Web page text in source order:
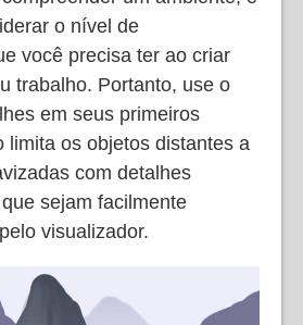
o nível de
você precisa ter ao criar
trabalho. Portanto, use o
em seus primeiros
limita os objetos distantes a
com detalhes
sejam facilmente
visualizador.